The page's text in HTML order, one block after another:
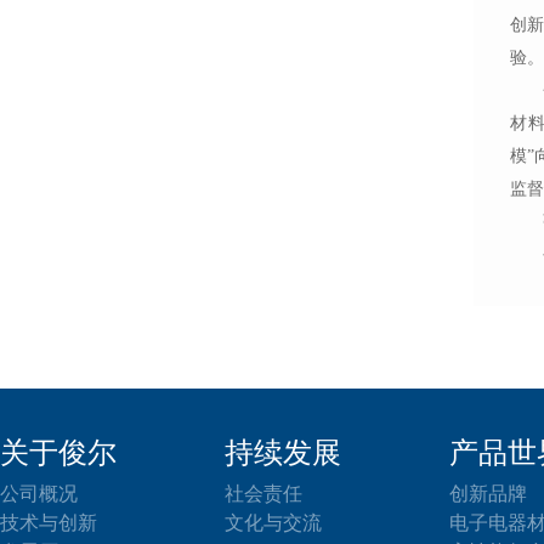
创
验
材
模”
监
关于俊尔
公司概况
技术与创新
持续发展
社会责任
文化与交流
产品世
创新品牌
电子电器